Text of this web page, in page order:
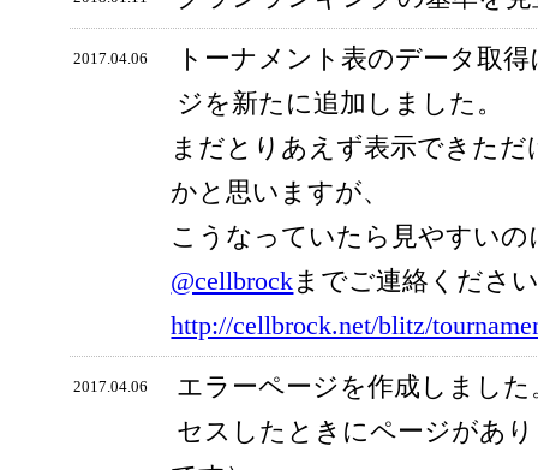
2017.04.06
トーナメント表のデータ取
ジを新たに追加しました。
まだとりあえず表示できた
かと思いますが、
こうなっていたら見やすい
@cellbrockまでご連絡くださ
http://cellbrock.net/blitz/
2017.04.06
エラーページを作成しまし
セスしたときにページがあ